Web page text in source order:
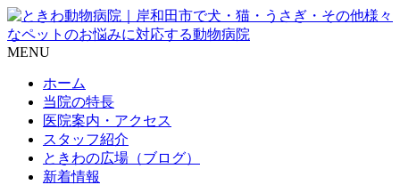
MENU
ホーム
当院の特長
医院案内・アクセス
スタッフ紹介
ときわの広場（ブログ）
新着情報